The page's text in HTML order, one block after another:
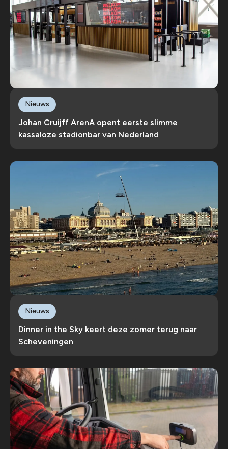
Johan Cruijff ArenA opent eerste slimme
kassaloze stadionbar van Nederland
Nieuws
Dinner in the Sky keert deze zomer terug naar
Scheveningen
Nieuws